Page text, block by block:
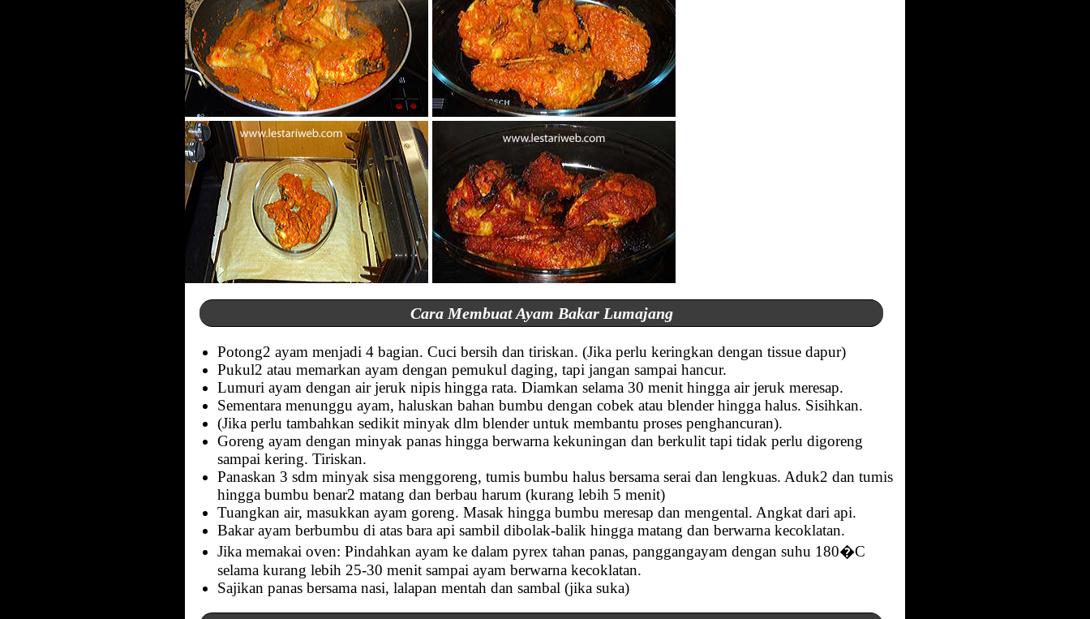
Cara Membuat Ayam Bakar Lumajang
Potong2 ayam menjadi 4 bagian. Cuci bersih dan tiriskan. (Jika perlu keringkan dengan tissue dapur)
Pukul2 atau memarkan ayam dengan pemukul daging, tapi jangan sampai hancur.
Lumuri ayam dengan air jeruk nipis hingga rata. Diamkan selama 30 menit hingga air jeruk meresap.
Sementara menunggu ayam, haluskan bahan bumbu dengan cobek atau blender hingga halus. Sisihkan.
(Jika perlu tambahkan sedikit minyak dlm blender untuk membantu proses penghancuran).
Goreng ayam dengan minyak panas hingga berwarna kekuningan dan berkulit tapi tidak perlu digoreng
sampai kering. Tiriskan.
Panaskan 3 sdm minyak sisa menggoreng, tumis bumbu halus bersama serai dan lengkuas. Aduk2 dan tumis
hingga bumbu benar2 matang dan berbau harum (kurang lebih 5 menit)
Tuangkan air, masukkan ayam goreng. Masak hingga bumbu meresap dan mengental. Angkat dari api.
Bakar ayam berbumbu di atas bara api sambil dibolak-balik hingga matang dan berwarna kecoklatan.
Jika memakai oven: Pindahkan ayam ke dalam pyrex tahan panas, panggangayam dengan suhu 180�C
selama kurang lebih 25-30 menit sampai ayam berwarna kecoklatan.
Sajikan panas bersama nasi, lalapan mentah dan sambal (jika suka)